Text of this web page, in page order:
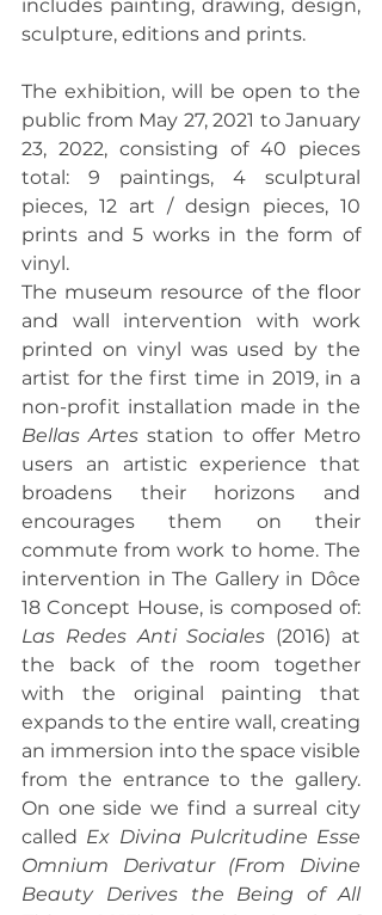
includes painting, drawing, design,
sculpture, editions and prints.
The exhibition, will be open to the
public from May 27, 2021 to January
23, 2022, consisting of 40 pieces
total: 9 paintings, 4 sculptural
pieces, 12 art / design pieces, 10
prints and 5 works in the form of
vinyl.
The museum resource of the floor
and wall intervention with work
printed on vinyl was used by the
artist for the first time in 2019, in a
Bellas Artes station to offer Metro
users an artistic experience that
broadens their horizons and
encourages them on their
commute from work to home. The
intervention in The Gallery in Dôce
Las Redes Anti Sociales (2016) at
the back of the room together
with the original painting that
expands to the entire wall, creating
an immersion into the space visible
from the entrance to the gallery.
On one side we find a surreal city
called Ex Divina Pulcritudine Esse
Omnium Derivatur (From Divine
Beauty Derives the Being of All